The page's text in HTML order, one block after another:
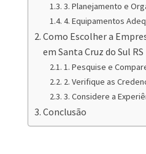
3. Planejamento e
4. Equipamentos
Como Escolher a
em Santa Cruz do Sul RS
1. Pesquise e
2. Verifique as
3. Considere a
Conclusão